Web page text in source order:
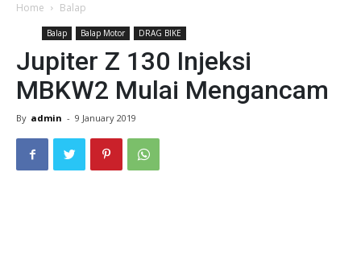
Home Balap
Balap Balap Motor DRAG BIKE
Jupiter Z 130 Injeksi
MBKW2 Mulai Mengancam
By admin - 9 January 2019